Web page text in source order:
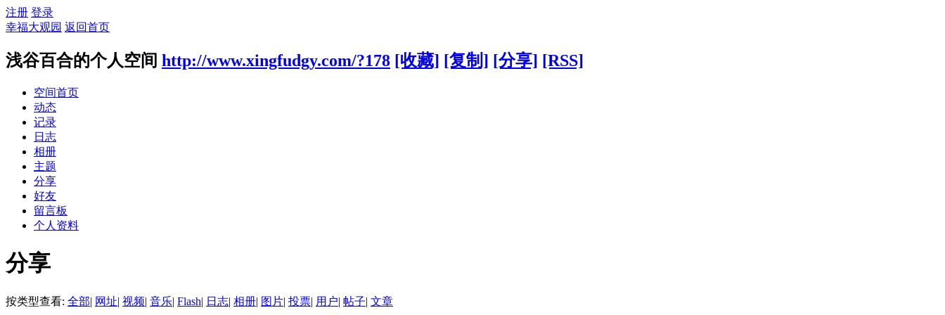
注册 登录
幸福大观园 返回首页
浅谷百合的个人空间 http://www.xingfudgy.com/?178 [收藏] [复制] [分享] [RSS]
空间首页
动态
记录
日志
相册
主题
分享
好友
留言板
个人资料
分享
按类型查看: 全部| 网址| 视频| 音乐| Flash| 日志| 相册| 图片| 投票| 用户| 帖子| 文章